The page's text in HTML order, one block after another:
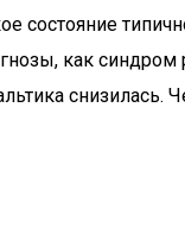
состояние
как